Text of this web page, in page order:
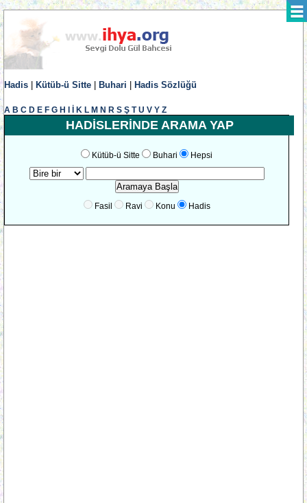
Hadis Kütüb-ü Sitte Buhari Hadis Sözlüğü
A B C D E F G H K L M N R S Ş T U V Y Z
HADİSLERİNDE ARAMA YAP
Kütüb-ü Sitte Buhari Hepsi
Fasil Ravi Konu Hadis